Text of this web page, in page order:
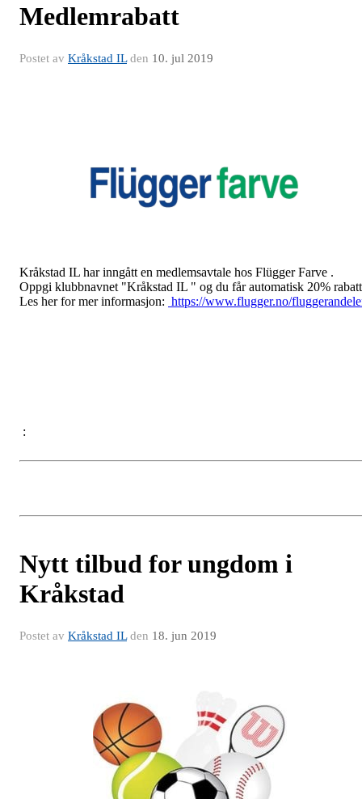
Medlemrabatt
Postet av Kråkstad ILden 10. jul 2019
Kråkstad IL har inngått en medlemsavtale hos Flügger Farve .
Oppgi klubbnavnet "Kråkstad IL " og du får automatisk 20%
Les her for mer informasjon: https://www.flugger.no/
:
Nytt tilbud for ungdom i
Kråkstad
Postet av Kråkstad ILden 18. jun 2019